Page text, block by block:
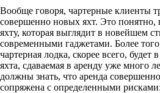
Вообще говоря, чартерные клиенты
совершенно новых яхт. Это понятно,
яхту, которая выглядит в новейшем
современными гаджетами. Более
чартерная лодка, скорее всего,
яхта, сдаваемая в аренду уже много
должны знать, что аренда
сопряжена с определенными рисками: